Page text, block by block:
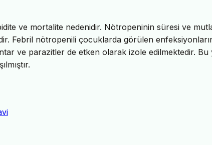
ve mortalite nedenidir. Nötropeninin süresi ve
Febril nötropenili çocuklarda görülen
ve parazitler de etken olarak izole edilmektedir. Bu